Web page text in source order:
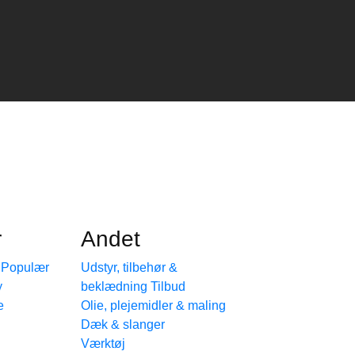
Andet
Udstyr, tilbehør &
beklædning
Olie, plejemidler & maling
Dæk & slanger
Værktøj